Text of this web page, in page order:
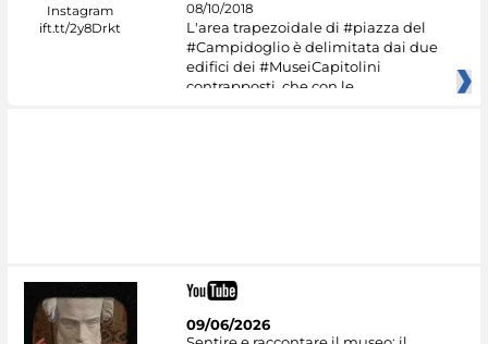
08/10/2018
L'area trapezoidale di #piazza del
#Campidoglio è delimitata dai due
edifici dei #MuseiCapitolini
contrapposti, che con le
09/06/2026